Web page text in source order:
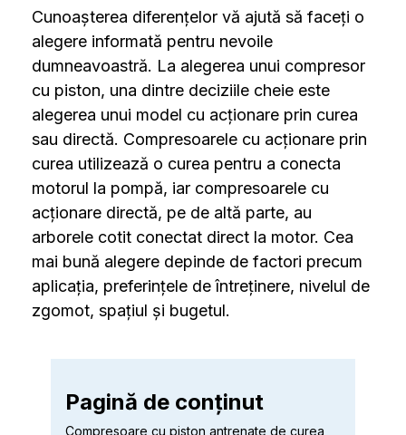
Cunoașterea diferențelor vă ajută să faceți o
alegere informată pentru nevoile
dumneavoastră. La alegerea unui compresor
cu piston, una dintre deciziile cheie este
alegerea unui model cu acționare prin curea
sau directă. Compresoarele cu acționare prin
curea utilizează o curea pentru a conecta
motorul la pompă, iar compresoarele cu
acționare directă, pe de altă parte, au
arborele cotit conectat direct la motor. Cea
mai bună alegere depinde de factori precum
aplicația, preferințele de întreținere, nivelul de
zgomot, spațiul și bugetul.
Pagină de conținut
Compresoare cu piston antrenate de curea